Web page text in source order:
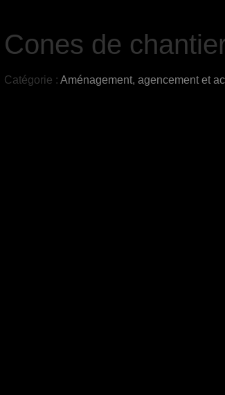
Cones de
Catégorie : Aménagement, agencement et